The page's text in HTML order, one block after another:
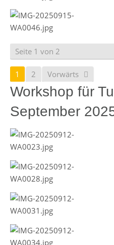
Seite 1 von 2
1 2 Vorwärts
Workshop für
September